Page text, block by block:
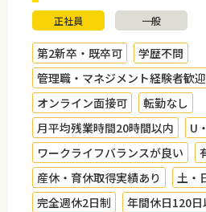
正社員 一般
第2新卒・既卒可
学歴不問
管理職・マネジメント経験者歓迎
オンライン面接可
転勤なし
月平均残業時間20時間以内
U
ワークライフバランスが良い
産休・育休取得実績あり
土・
完全週休2日制
年間休日120日